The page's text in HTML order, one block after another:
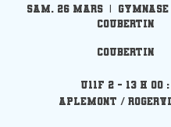
sam. 26 mars
  |
Coubertin
Coubertin
U11F 2 - 13 h 00 :
Aplemont /